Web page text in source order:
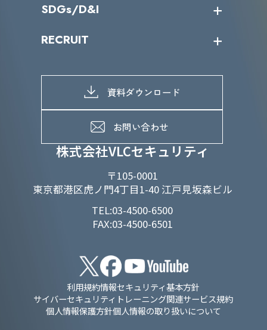
株式会社VLCセキュリティ
〒105-0001
東京都港区虎ノ門4丁目1-40 江戸見坂森ビル
TEL:03-4500-6500
FAX:03-4500-6501
IRカレンダー
IRライブラリー
よくあるご質問
SDGs/D&I
当グループのマテリアリティ
SDGs推進体制
D&Iの取り組み
RECRUIT
募集職種一覧
メッセージ
メンバーインタビュー
資料ダウンロード
お問い合わせ
利用規約情報セキュリティ基本方針
サイバーセキュリティトレーニング関連サービス規約
個人情報保護方針個人情報の取り扱いについて